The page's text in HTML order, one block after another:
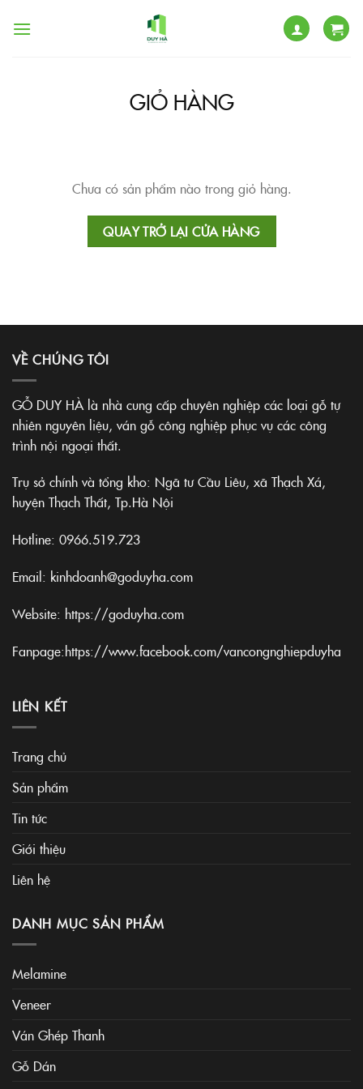
GIỎ HÀNG
Chưa có sản phẩm nào trong giỏ hàng.
QUAY TRỞ LẠI CỬA HÀNG
VỀ CHÚNG TÔI
GỖ DUY HÀ là nhà cung cấp chuyên nghiệp các loại gỗ tự
nhiên nguyên liệu, ván gỗ công nghiệp phục vụ các công
trình nội ngoại thất.
Trụ sở chính và tổng kho: Ngã tư Cầu Liêu, xã Thạch Xá,
huyện Thạch Thất, Tp.Hà Nội
Hotline: 0966.519.723
Email: kinhdoanh@goduyha.com
Website: https://goduyha.com
Fanpage:https://www.facebook.com/vancongnghiepduyha
LIÊN KẾT
Trang chủ
Sản phẩm
Tin tức
Giới thiệu
Liên hệ
DANH MỤC SẢN PHẨM
Melamine
Veneer
Ván Ghép Thanh
Gỗ Dán